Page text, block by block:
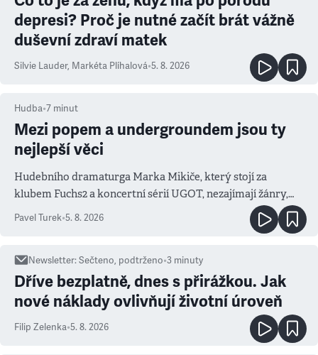
depresi? Proč je nutné začít brát vážně
duševní zdraví matek
Silvie Lauder, Markéta Plíhalová•5. 8. 2026
Hudba•7 minut
Mezi popem a undergroundem jsou ty
nejlepší věci
Hudebního dramaturga Marka Mikiče, který stojí za
klubem Fuchs2 a koncertní sérií UGOT, nezajímají žánry,
ale atmosféra
Pavel Turek•5. 8. 2026
Newsletter:Sečteno, podtrženo•3 minuty
Dříve bezplatně, dnes s přirážkou. Jak
nové náklady ovlivňují životní úroveň
Filip Zelenka•5. 8. 2026